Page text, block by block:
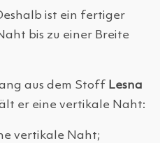
ist ein fertiger
bis zu einer Breite
aus dem Stoff Lesna
er eine vertikale Naht:
vertikale Naht;